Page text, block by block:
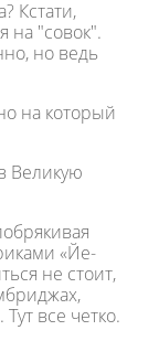
Кстати,
на "совок".
но ведь
на который
Великую
«Йе-
не стоит,
все четко.